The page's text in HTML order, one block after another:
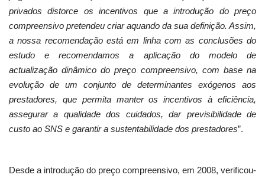
privados distorce os incentivos que a introdução do preço
compreensivo pretendeu criar aquando da sua definição. Assim,
a nossa recomendação está em linha com as conclusões do
estudo e recomendamos a aplicação do modelo de
actualização dinâmico do preço compreensivo, com base na
evolução de um conjunto de determinantes exógenos aos
prestadores, que permita manter os incentivos à eficiência,
assegurar a qualidade dos cuidados, dar previsibilidade de
custo ao SNS e garantir a sustentabilidade dos prestadores”.
Desde a introdução do preço compreensivo, em 2008, verificou-